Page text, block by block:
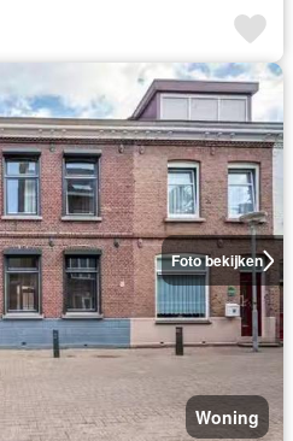
Foto bekijken
Woning